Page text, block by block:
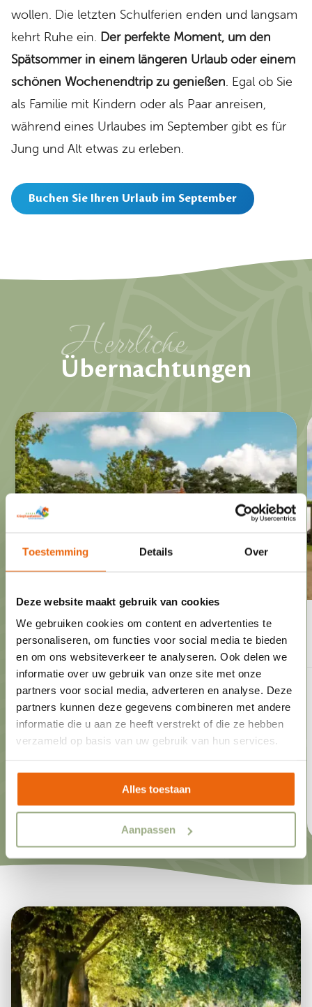
Toestemming Details Over
Deze website maakt gebruik van cookies
We gebruiken cookies om content en advertenties te
personaliseren, om functies voor social media te bieden
en om ons websiteverkeer te analyseren. Ook delen we
informatie over uw gebruik van onze site met onze
partners voor social media, adverteren en analyse. Deze
partners kunnen deze gegevens combineren met andere
informatie die u aan ze heeft verstrekt of die ze hebben
verzameld op basis van uw gebruik van hun services.
Alles toestaan
Aanpassen
wollen. Die letzten Schulferien enden und langsam
kehrt Ruhe ein. Der perfekte Moment, um den
Spätsommer in einem längeren Urlaub oder einem
schönen Wochenendtrip zu genießen . Egal ob Sie
als Familie mit Kindern oder als Paar anreisen,
während eines Urlaubes im September gibt es für
Jung und Alt etwas zu erleben.
Buchen Sie Ihren Urlaub im September
Herrliche
Übernachtungen
Komfort-Stellplatz aus25,-
10 Ampere Stromanschluss
Zentrale Antenne
Geräumige Komfort-Stellplätze
Blick auf den Spielplatz
Direkt buchen Mehr info
1/11